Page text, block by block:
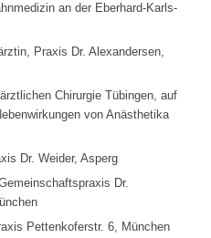
an der Eberhard-Karls-
Praxis Dr. Alexandersen,
Chirurgie Tübingen, auf
von Anästhetika
Dr. Weider, Asperg
Dr.
Pettenkoferstr. 6, München